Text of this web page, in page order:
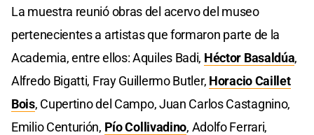
La muestra reunió obras del acervo del museo
pertenecientes a artistas que formaron parte de la
Academia, entre ellos: Aquiles Badi, Héctor Basaldúa,
Alfredo Bigatti, Fray Guillermo Butler, Horacio Caillet
Bois, Cupertino del Campo, Juan Carlos Castagnino,
Emilio Centurión, Pío Collivadino, Adolfo Ferrari,